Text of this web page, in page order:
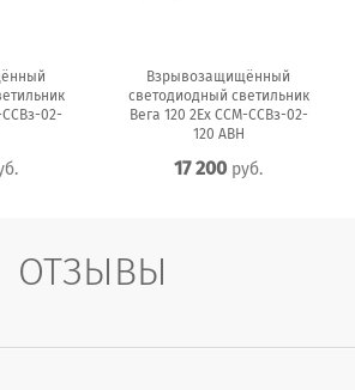
ССВз-02-
Взрывозащищённый
светодиодный светильник
Вега 120 2Ex ССМ-ССВз-02-
120 АВН
17 200 руб.
ОТЗЫВЫ